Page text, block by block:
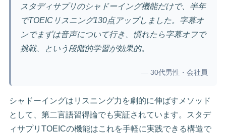
スタディサプリのシャドーイング機能だけで、半年
でTOEICリスニング130点アップしました。字幕オ
ンでまずは音声について行き、慣れたら字幕オフで
挑戦、という段階的学習が効果的。
— 30代男性・会社員
シャドーイングはリスニング力を劇的に伸ばすメソッド
として、第二言語習得論でも実証されています。スタデ
ィサプリTOEICの機能はこれを手軽に実践できる構造で